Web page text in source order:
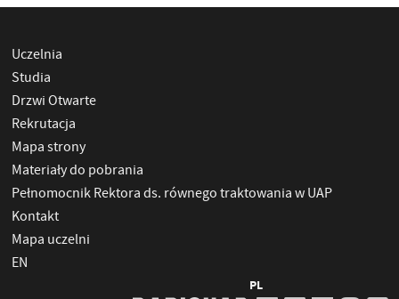
Uczelnia
Studia
Drzwi Otwarte
Rekrutacja
Mapa strony
Materiały do pobrania
Pełnomocnik Rektora ds. równego traktowania w UAP
Kontakt
Mapa uczelni
EN
PL